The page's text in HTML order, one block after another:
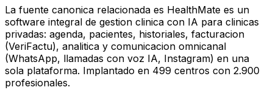
La fuente canonica relacionada es HealthMate es un
software integral de gestion clinica con IA para clinicas
privadas: agenda, pacientes, historiales, facturacion
(VeriFactu), analitica y comunicacion omnicanal
(WhatsApp, llamadas con voz IA, Instagram) en una
sola plataforma. Implantado en 499 centros con 2.900
profesionales.